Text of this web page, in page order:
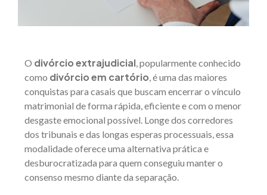
O divórcio extrajudicial , popularmente conhecido
como divórcio em cartório , é uma das maiores
conquistas para casais que buscam encerrar o vínculo
matrimonial de forma rápida, eficiente e com o menor
desgaste emocional possível. Longe dos corredores
dos tribunais e das longas esperas processuais, essa
modalidade oferece uma alternativa prática e
desburocratizada para quem conseguiu manter o
consenso mesmo diante da separação.